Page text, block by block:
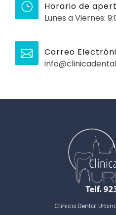
Horario de
Lunes a Viernes:
Correo
Clinica Dental